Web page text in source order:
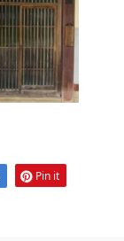
Pin it